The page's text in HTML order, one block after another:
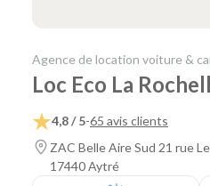
Agence de location voiture &
Loc Eco La
4,8 / 5-65 avis clients
ZAC Belle Aire Sud 21 rue
17440 Aytré